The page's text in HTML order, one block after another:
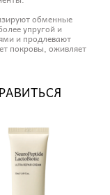
обменные
упругой и
и продлевают
покровы, оживляет